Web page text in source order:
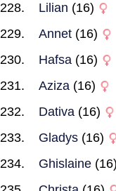
Lilian (16)
Annet (16)
Hafsa (16)
Aziza (16)
Dativa (16)
Gladys (16)
Ghislaine (16)